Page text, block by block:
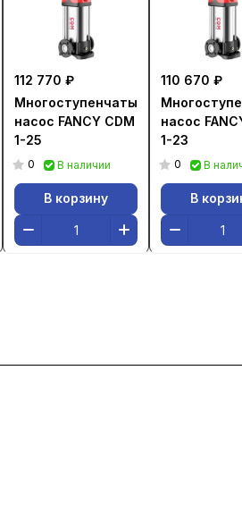
112 770 ₽
Многоступенчатый
насос FANCY CDM
1-25
0 В наличии
В корзину
110 670 ₽
насос
1-23
0 В
В